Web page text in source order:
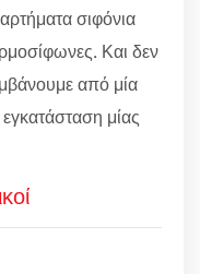
σιφόνια
Και δεν
από μία
μίας